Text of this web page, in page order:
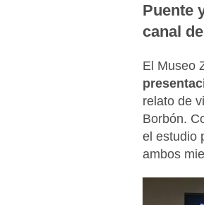
Puente
canal
El Museo
relato de
Borbón.
el estudio
ambos